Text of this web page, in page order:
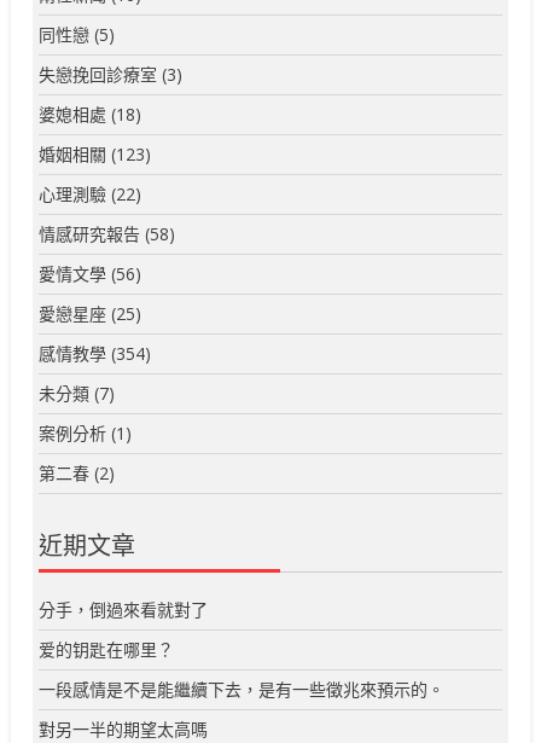
同性戀 (5)
失戀挽回診療室 (3)
婆媳相處 (18)
婚姻相關 (123)
心理測驗 (22)
情感研究報告 (58)
愛情文學 (56)
愛戀星座 (25)
感情教學 (354)
未分類 (7)
案例分析 (1)
第二春 (2)
近期文章
分手，倒過來看就對了
爱的钥匙在哪里？
一段感情是不是能繼續下去，是有一些徵兆來預示的。
對另一半的期望太高嗎